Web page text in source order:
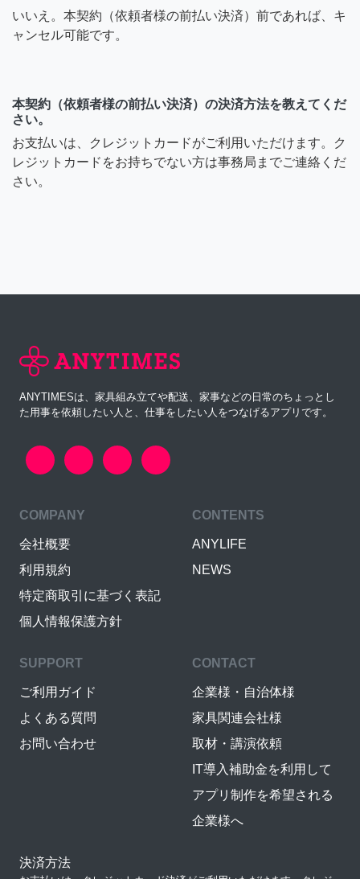
いいえ。本契約（依頼者様の前払い決済）前であれば、キ
ャンセル可能です。
本契約（依頼者様の前払い決済）の決済方法を教えてくだ
さい。
お支払いは、クレジットカードがご利用いただけます。ク
レジットカードをお持ちでない方は事務局までご連絡くだ
さい。
ANYTIMESは、家具組み立てや配送、家事などの日常のちょっとし
た用事を依頼したい人と、仕事をしたい人をつなげるアプリです。
COMPANY
会社概要
利用規約
特定商取引に基づく表記
個人情報保護方針
CONTENTS
ANYLIFE
NEWS
SUPPORT
ご利用ガイド
よくある質問
お問い合わせ
CONTACT
企業様・自治体様
家具関連会社様
取材・講演依頼
IT導入補助金を利用して
アプリ制作を希望される
企業様へ
決済方法